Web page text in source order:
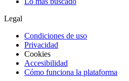
Legal
Condiciones de uso
Privacidad
Cookies
Accesibilidad
Cómo funciona la plataforma